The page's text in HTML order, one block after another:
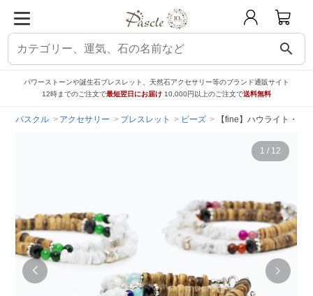
search
パワーストーンや誕生石ブレスレット、天然石アクセサリー等のブランド通販サイト
12時までのご注文で最短翌日にお届け 10,000円以上のご注文で送料無料
パスクル アクセサリー ブレスレット ビーズ 【fine】ハウライト・コ
1 / 12